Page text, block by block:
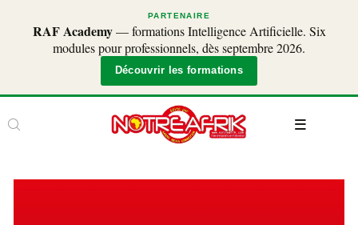
PARTENAIRE
RAF Academy— formations Intelligence Artificielle. Six
modules pour professionnels, dès septembre 2026.
Découvrir les formations